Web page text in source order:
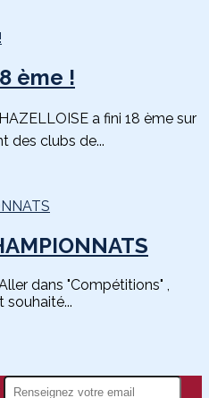
ème !
a fini 18 ème sur
des clubs de...
dans "Compétitions" ,
souhaité...